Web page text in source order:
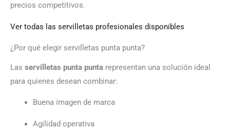
precios competitivos.
Ver todas las servilletas profesionales disponibles
¿Por qué elegir servilletas punta punta?
Las servilletas punta punta representan una solución ideal
para quienes desean combinar:
Buena imagen de marca
Agilidad operativa